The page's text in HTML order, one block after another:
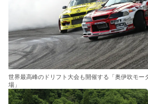
世界最高峰のドリフト大会も開催する「奥伊吹モー
場」